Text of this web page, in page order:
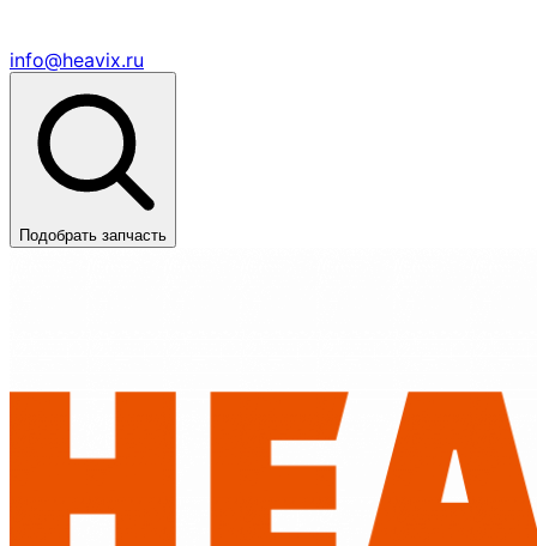
info@heavix.ru
Подобрать запчасть